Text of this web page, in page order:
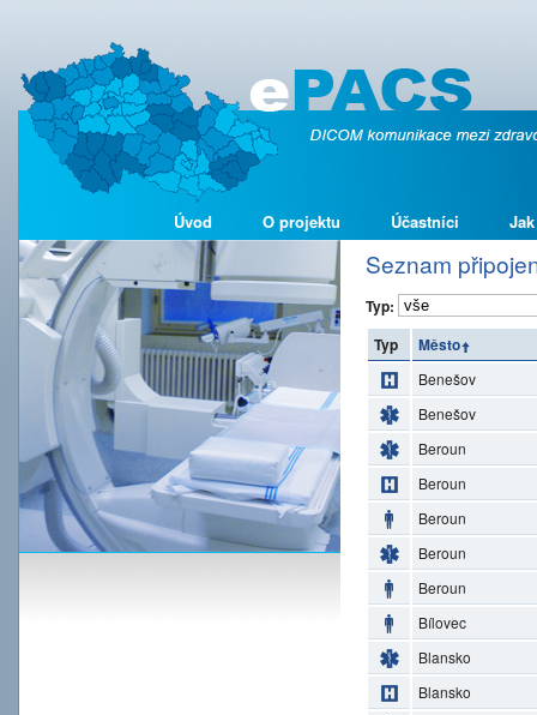
Úvod O projektu Účastníci
Seznam
Typ:
Typ
Město
Benešov
Benešov
Beroun
Beroun
Beroun
Beroun
Beroun
Bílovec
Blansko
Blansko